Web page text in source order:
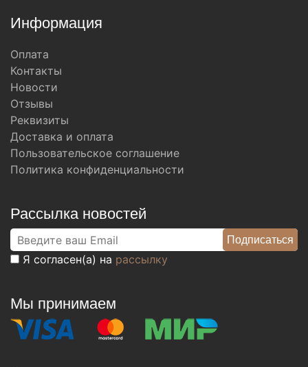
Информация
Оплата
Контакты
Новости
Отзывы
Реквизиты
Доставка и оплата
Пользовательское соглашение
Политика конфиденциальности
Рассылка новостей
Я согласен(а) на рассылку
Мы принимаем